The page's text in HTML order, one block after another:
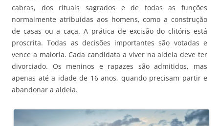
cabras, dos rituais sagrados e de todas as funções
normalmente atribuídas aos homens, como a construção
de casas ou a caça. A prática de excisão do clitóris está
proscrita. Todas as decisões importantes são votadas e
vence a maioria. Cada candidata a viver na aldeia deve ter
divorciado. Os meninos e rapazes são admitidos, mas
apenas até a idade de 16 anos, quando precisam partir e
abandonar a aldeia.